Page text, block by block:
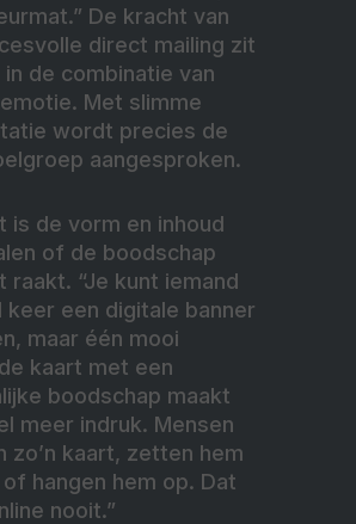
De kracht van
direct mailing zit
in de combinatie van
Met slimme
wordt precies de
aangesproken.
is de vorm en inhoud
of de boodschap
raakt. “Je kunt iemand
keer een digitale banner
maar één mooi
kaart met een
boodschap maakt
meer indruk. Mensen
zo’n kaart, zetten hem
hangen hem op. Dat
nooit.”